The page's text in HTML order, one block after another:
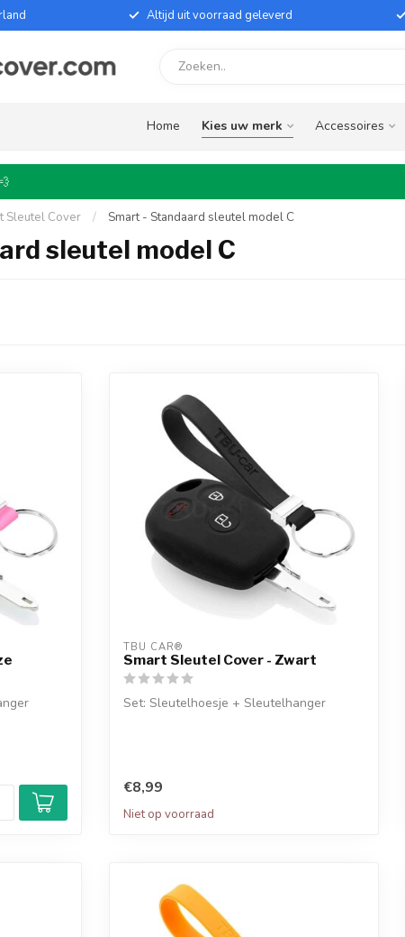
Altijd uit voorraad geleverd
Home Kies uw merk Accessoires
Sleutel Cover / Smart - Standaard sleutel model C
sleutel model C
TBU CAR®
Smart Sleutel Cover - Zwart
Set: Sleutelhoesje + Sleutelhanger
€8,99
Niet op voorraad